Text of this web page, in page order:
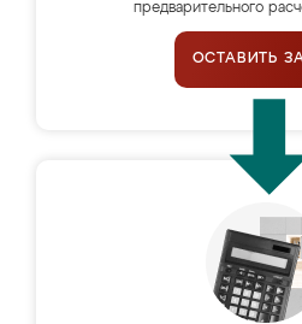
предварительного
ОСТАВИТЬ